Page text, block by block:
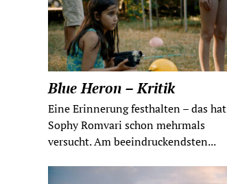
Blue Heron – Kritik
Eine Erinnerung festhalten – das hat
Sophy Romvari schon mehrmals
versucht. Am beeindruckendsten...